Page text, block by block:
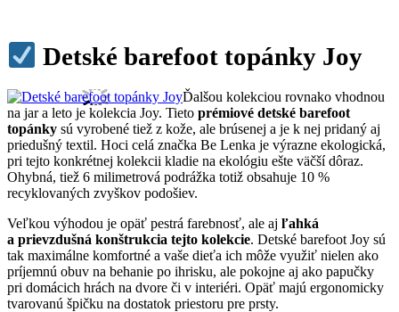
Detské barefoot topánky Joy
Ďalšou kolekciou rovnako vhodnou
na jar a leto je kolekcia Joy. Tieto prémiové detské barefoot
topánky sú vyrobené tiež z kože, ale brúsenej a je k nej pridaný aj
priedušný textil. Hoci celá značka Be Lenka je výrazne ekologická,
pri tejto konkrétnej kolekcii kladie na ekológiu ešte väčší dôraz.
Ohybná, tiež 6 milimetrová podrážka totiž obsahuje 10 %
recyklovaných zvyškov podošiev.
Veľkou výhodou je opäť pestrá farebnosť, ale aj ľahká
a prievzdušná konštrukcia tejto kolekcie. Detské barefoot Joy sú
tak maximálne komfortné a vaše dieťa ich môže využiť nielen ako
príjemnú obuv na behanie po ihrisku, ale pokojne aj ako papučky
pri domácich hrách na dvore či v interiéri. Opäť majú ergonomicky
tvarovanú špičku na dostatok priestoru pre prsty.